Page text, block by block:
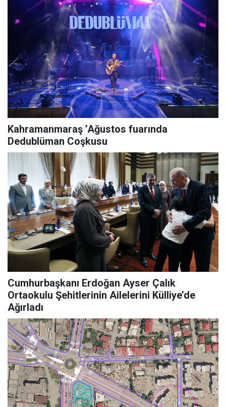
Kahramanmaraş ’Ağustos fuarında
Dedublüman Coşkusu
Cumhurbaşkanı Erdoğan Ayser Çalık
Ortaokulu Şehitlerinin Ailelerini Külliye’de
Ağırladı